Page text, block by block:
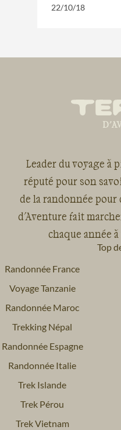
22/10/18
Leader du voyage à
réputé pour son
de la randonnée
d'Aventure fait
chaque année
Top
Randonnée France
Voyage Tanzanie
Randonnée Maroc
Trekking Népal
Randonnée Espagne
Randonnée Italie
Trek Islande
Trek Pérou
Trek Vietnam